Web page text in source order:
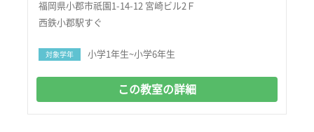
福岡県小郡市祇園1-14-12 宮崎ビル2Ｆ
西鉄小郡駅すぐ
対象学年 小学1年生~小学6年生
この教室の詳細